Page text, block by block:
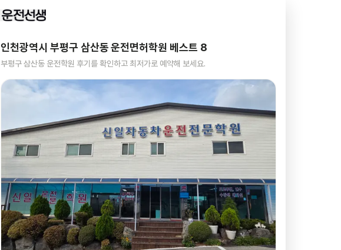
인천광역시 부평구 삼산동운전면허학원 베스트 8
부평구 삼산동 운전학원 후기를 확인하고 최저가로 예약해 보세요.